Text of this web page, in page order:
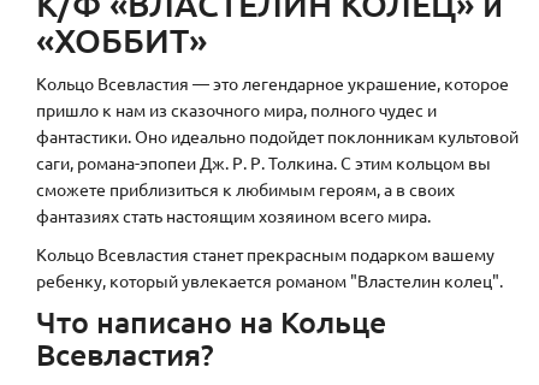
«ХОББИТ»
Кольцо Всевластия — это легендарное украшение, которое
пришло к нам из сказочного мира, полного чудес и
фантастики. Оно идеально подойдет поклонникам культовой
саги, романа-эпопеи Дж. Р. Р. Толкина. С этим кольцом вы
сможете приблизиться к любимым героям, а в своих
фантазиях стать настоящим хозяином всего мира.
Кольцо Всевластия станет прекрасным подарком вашему
ребенку, который увлекается романом "Властелин колец".
Что написано на Кольце
Всевластия?